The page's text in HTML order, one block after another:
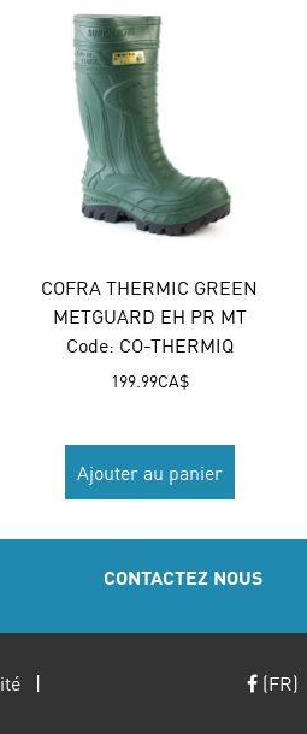
COFRA THERMIC GREEN
METGUARD EH PR MT
Code: CO-THERMIQ
CA$
199.99
Ajouter au panier
CONTACTEZ NOUS
|
(FR)